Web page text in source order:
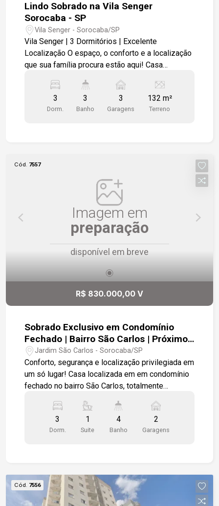
Lindo Sobrado na Vila Senger
Sorocaba - SP
Vila Senger - Sorocaba/SP
Vila Senger | 3 Dormitórios | Excelente
Localização O espaço, o conforto e a localização
que sua família procura estão aqui! Casa
dos espaços e uma localização privilegiada,
próxima à serviços e facilidades. Destaques do
imóvel: 3 dormitórios espaçosos; 3 banheiros;
vaga de garagem coberta Quintal com ótimo
arejados e bem iluminados. Localização
privilegiada, próximo à Avenida São Paulo, fácil
acesso ao Mercado Confiança. Próximo a
oportunidade para quem deseja morar em um
bairro tradicional, com toda a conveniência do dia
a dia ao alcance e em uma localização
3
Dorm.
3
Banho
3
Garagens
132 m²
Terreno
Cód. 7557
Imagem em
preparação
disponível em breve
R$ 830.000,00 V
Sobrado Exclusivo em Condomínio
Fechado | Bairro São Carlos | Próximo
ao Campolim | 2 Vagas
Jardim São Carlos - Sorocaba/SP
Conforto, segurança e localização privilegiada em
um só lugar! Casa localizada em em condomínio
fechado no bairro São Carlos, totalmente
privacidade, tranquilidade e valorização.
Ambientes amplos e bem distribuídos, o projeto
oferece excelente aproveitamento dos espaços.
Way e a poucos minutos do Campolim, uma das
regiões mais desejadas de Sorocaba, com fácil
acesso ao Mercado Confiança, escolas,
3
Dorm.
1
Suite
4
Banho
2
Garagens
Cód. 7556